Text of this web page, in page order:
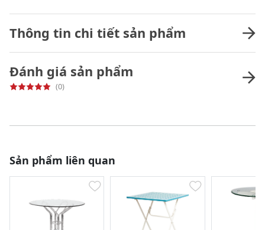
Thông tin chi tiết sản phẩm
Đánh giá sản phẩm
(0)
Sản phẩm liên quan